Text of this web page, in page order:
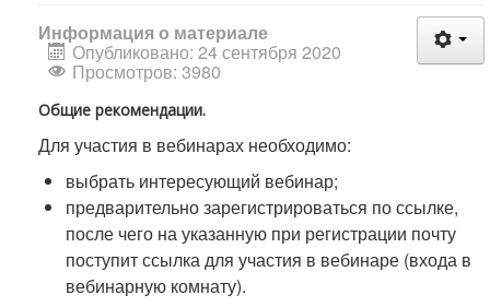
Информация о материале
Опубликовано: 24 сентября 2020
Просмотров: 3980
Общие рекомендации.
Для участия в вебинарах необходимо:
выбрать интересующий вебинар;
предварительно зарегистрироваться по ссылке,
после чего на указанную при регистрации почту
поступит ссылка для участия в вебинаре (входа в
вебинарную комнату).